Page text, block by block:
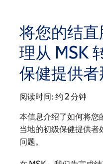
将您的结
理从 MSK
保健提供者
阅读时间: 约 2 分钟
本信息介绍了如何将您
当地的初级保健提供者
问题。